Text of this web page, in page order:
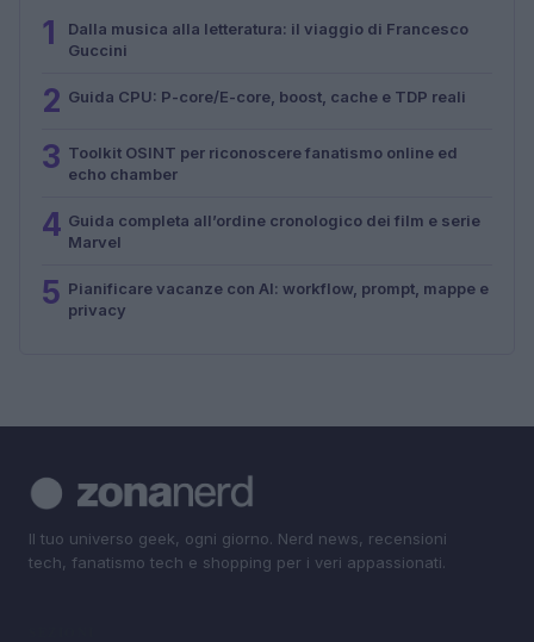
1
Dalla musica alla letteratura: il viaggio di Francesco
Guccini
2 Guida CPU: P-core/E-core, boost, cache e TDP reali
3 Toolkit OSINT per riconoscere fanatismo online ed
echo chamber
4 Guida completa all’ordine cronologico dei film e serie
Marvel
5 Pianificare vacanze con AI: workflow, prompt, mappe e
privacy
Il tuo universo geek, ogni giorno. Nerd news, recensioni
tech, fanatismo tech e shopping per i veri appassionati.